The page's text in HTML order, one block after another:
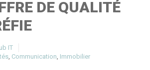
DE QUALITÉ
IT
, Communication, Immobilier